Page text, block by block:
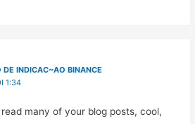
DE INDICAC~AO BINANCE
1:34
many of your blog posts, cool,